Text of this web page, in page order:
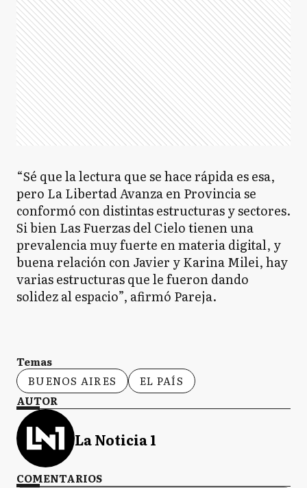
“Sé que la lectura que se hace rápida es esa,
pero La Libertad Avanza en Provincia se
conformó con distintas estructuras y sectores.
Si bien Las Fuerzas del Cielo tienen una
prevalencia muy fuerte en materia digital, y
buena relación con Javier y Karina Milei, hay
varias estructuras que le fueron dando
solidez al espacio”, afirmó Pareja.
Temas
BUENOS AIRES
EL PAÍS
AUTOR
La Noticia 1
COMENTARIOS